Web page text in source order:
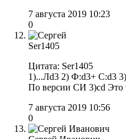
7 августа 2019 10:23
0
Ser1405
Цитата: Ser1405
1)...Лd3 2) Ф:d3+ C:d3
По версии СИ 3)cd Это
7 августа 2019 10:56
0